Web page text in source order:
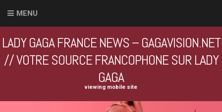
MENU
LADY GAGA FRANCE NEWS – GAGAVISION.NET
// VOTRE SOURCE FRANCOPHONE SUR LADY
GAGA
viewing mobile site